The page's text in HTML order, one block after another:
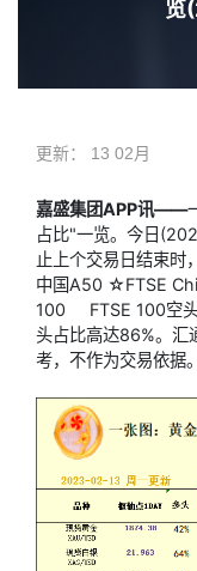
览
更新： 13 02月
嘉盛集团APP讯——
占比"一览。今日
止上个交易日结束
中国A50 ☆FTSE
100 FTSE 100空头
头占比高达86%。汇
考，不作为交易依据。